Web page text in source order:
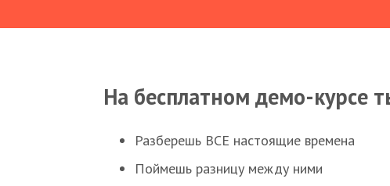
На бесплатном демо-курсе
Разберешь ВСЕ настоящие времена
Поймешь разницу между ними